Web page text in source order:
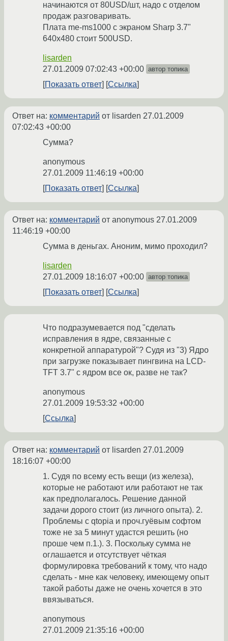
начинаются от 80USD/шт, надо с отделом
продаж разговаривать.
Плата me-ms1000 с экраном Sharp 3.7"
640х480 стоит 500USD.
lisarden
27.01.2009 07:02:43 +00:00 автор топика
Показать ответ Ссылка
Ответ на: комментарий от lisarden 27.01.2009
07:02:43 +00:00
Сумма?
anonymous
27.01.2009 11:46:19 +00:00
Показать ответ
Ссылка
Ответ на: комментарий от anonymous 27.01.2009
11:46:19 +00:00
Сумма в деньгах. Аноним, мимо проходил?
lisarden
27.01.2009 18:16:07 +00:00 автор топика
Показать ответ Ссылка
Что подразумевается под "сделать
исправления в ядре, связанные с
конкретной аппаратурой"? Судя из "3) Ядро
при загрузке показывает пингвина на LCD-
TFT 3.7" c ядром все ок, разве не так?
anonymous
27.01.2009 19:53:32 +00:00
Ссылка
Ответ на: комментарий от lisarden 27.01.2009
18:16:07 +00:00
1. Судя по всему есть вещи (из железа),
которые не работают или работают не так
как предполагалось. Решение данной
задачи дорого стоит (из личного опыта). 2.
Проблемы с qtopia и проч.гуёвым софтом
тоже не за 5 минут удастся решить (но
проше чем п.1.). 3. Поскольку сумма не
оглашается и отсутствует чёткая
формулировка требований к тому, что надо
сделать - мне как человеку, имеющему опыт
такой работы даже не очень хочется в это
ввязываться.
anonymous
27.01.2009 21:35:16 +00:00